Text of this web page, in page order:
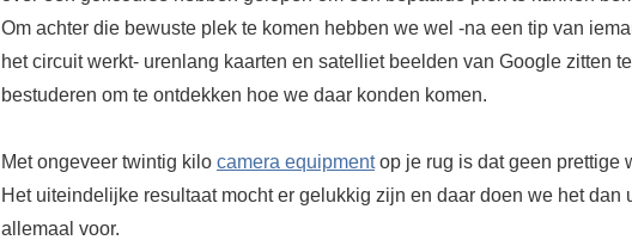
Om achter die bewuste plek te komen hebben we wel -na een tip van
het circuit werkt- urenlang kaarten en satelliet beelden van Google zitten te
bestuderen om te ontdekken hoe we daar konden komen.
Met ongeveer twintig kilo camera equipmentop je rug is dat geen prettige
Het uiteindelijke resultaat mocht er gelukkig zijn en daar doen we het dan
allemaal voor.